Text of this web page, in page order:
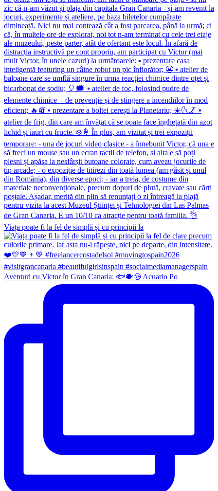
Viața poate fi la fel de simplă și cu principii la
Aventuri cu Victor în Gran Canaria: 🐟🐡🍥 Acuario Po